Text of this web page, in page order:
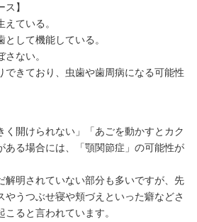
】
えている。
として機能している。
ない。
できており、虫歯や歯周病になる可能性
く開けられない」「あごを動かすとカク
ある場合には、「顎関節症」の可能性が
解明されていない部分も多いですが、先
やうつぶせ寝や頬づえといった癖などさ
ると言われています。